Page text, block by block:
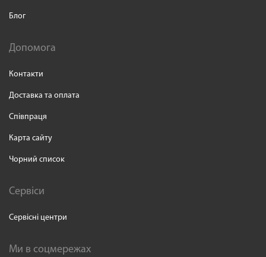
Блог
Допомога
Контакти
Доставка та оплата
Співпраця
Карта сайту
Чорний список
Сервіси
Сервісні центри
Ми в соцмережах